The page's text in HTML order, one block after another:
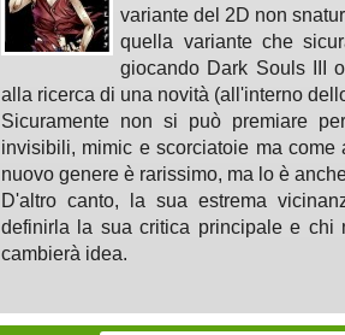
variante del 2D non
quella variante che
giocando Dark Souls III
alla ricerca di una novità (all'interno
Sicuramente non si può premiare
invisibili, mimic e scorciatoie ma
nuovo genere è rarissimo, ma lo è
D'altro canto, la sua estrema
definirla la sua critica principale e chi
cambierà idea.